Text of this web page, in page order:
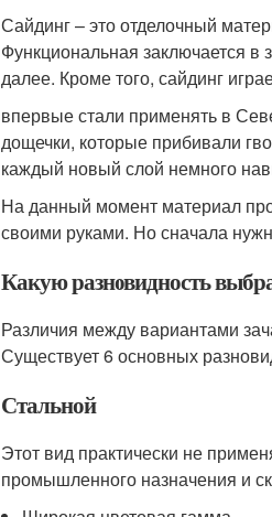
Сайдинг – это отделочный
Функциональная заключается в
далее. Кроме того, сайдинг
впервые стали применять в
дощечки, которые прибивали
каждый новый слой немного
На данный момент материал
своими руками. Но сначала
Какую разновидность
Различия между вариантами
Существует 6 основных
Стальной
Этот вид практически не
промышленного назначения и